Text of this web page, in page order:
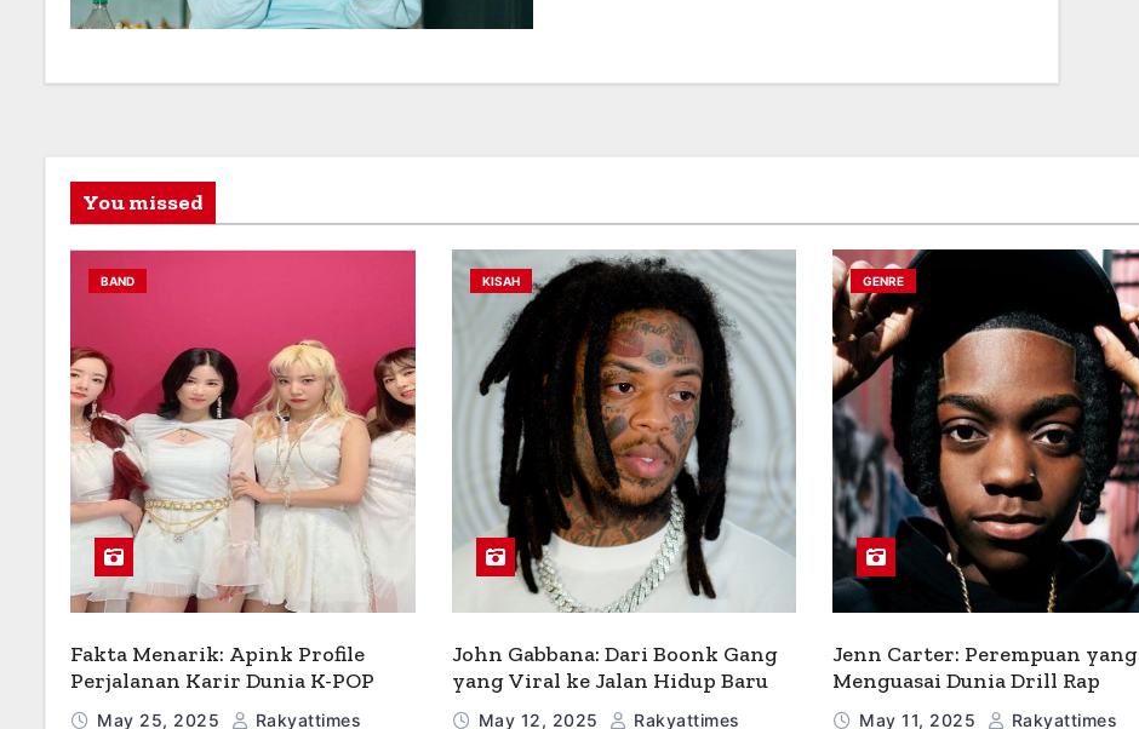
You missed
BAND
Fakta Menarik: Apink Profile
Perjalanan Karir Dunia K-POP
May 25, 2025 Rakyattimes
KISAH
John Gabbana: Dari Boonk Gang
yang Viral ke Jalan Hidup Baru
May 12, 2025 Rakyattimes
GENRE
Jenn Carter: Perempuan yang
Menguasai Dunia Drill Rap
May 11, 2025 Rakyattimes